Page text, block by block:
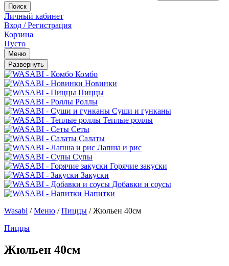
Поиск
Личный кабинет
Вход / Регистрация
Корзина
Пусто
Меню
Развернуть
Комбо
Новинки
Пиццы
Роллы
Суши и гунканы
Теплые роллы
Сеты
Салаты
Лапша и рис
Супы
Горячие закуски
Закуски
Добавки и соусы
Напитки
Wasabi /Меню /Пиццы /Жюльен 40см
Пиццы
Жюльен 40см